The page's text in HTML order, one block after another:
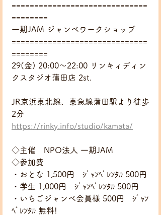
==============================
========
一期JAM ジャンベワークショップ
==============================
========
29(金) 20:00〜22:00 リンキィディン
クスタジオ蒲田店 2st.
JR京浜東北線、東急線蒲田駅より徒歩
2分
https://rinky.info/studio/kamata/
◇主催　NPO法人 一期JAM
◇参加費
・おとな 1,500円　ｼﾞｬﾝﾍﾞﾚﾝﾀﾙ 500円
・学生 1,000円　ｼﾞｬﾝﾍﾞﾚﾝﾀﾙ 500円
・いちごジャンベ会員様 500円　ｼﾞｬﾝ
ﾍﾞﾚﾝﾀﾙ 無料!